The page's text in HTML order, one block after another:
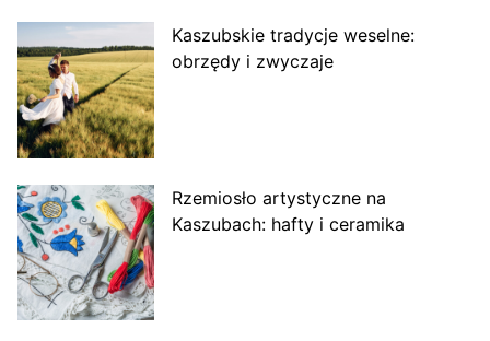
Kaszubskie tradycje weselne:
obrzędy i zwyczaje
Rzemiosło artystyczne na
Kaszubach: hafty i ceramika